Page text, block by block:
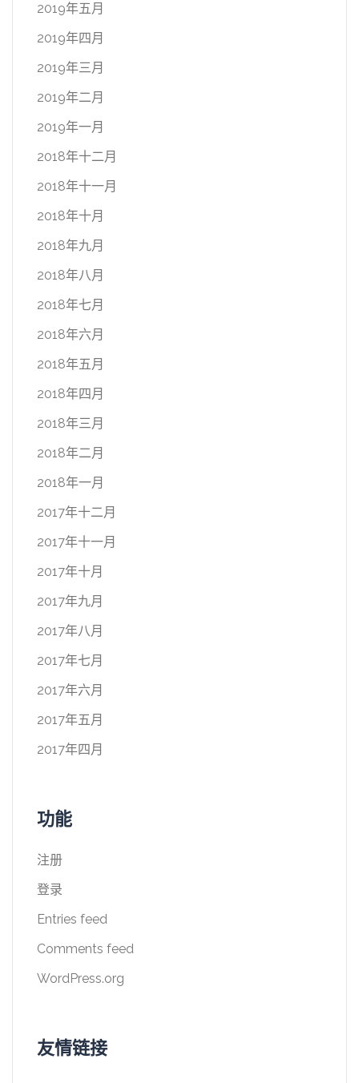
2019年五月
2019年四月
2019年三月
2019年二月
2019年一月
2018年十二月
2018年十一月
2018年十月
2018年九月
2018年八月
2018年七月
2018年六月
2018年五月
2018年四月
2018年三月
2018年二月
2018年一月
2017年十二月
2017年十一月
2017年十月
2017年九月
2017年八月
2017年七月
2017年六月
2017年五月
2017年四月
功能
注册
登录
Entries feed
Comments feed
WordPress.org
友情链接